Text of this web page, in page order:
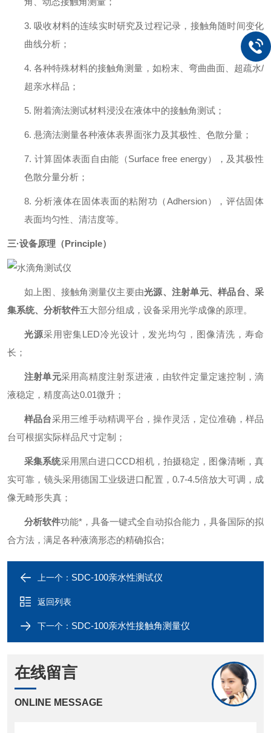
3.吸收材料的连续实时研究及过程记录，接触角随时间变化
曲线分析；
4.各种特殊材料的接触角测量，如粉末、弯曲曲面、超疏水/
超亲水样品；
5. 附着滴法测试材料浸没在液体中的接触角测试；
6. 悬滴法测量各种液体表界面张力及其极性、色散分量；
7. 计算固体表面自由能（Surface free energy），及其极性
色散分量分析；
8. 分析液体在固体表面的粘附功（Adhersion），评估固体
表面均匀性、清洁度等。
三·设备原理（Principle）
如上图、接触角测量仪主要由光源、注射单元、样品台、采
集系统、分析软件五大部分组成，设备采用光学成像的原理。
光源采用密集LED冷光设计，发光均匀，图像清洗，寿命
长；
注射单元采用高精度注射泵进液，由软件定量定速控制，滴
液稳定，精度高达0.01微升；
样品台采用三维手动精调平台，操作灵活，定位准确，样品
台可根据实际样品尺寸定制；
采集系统采用黑白进口CCD相机，拍摄稳定，图像清晰，真
实可靠，镜头采用德国工业级进口配置，0.7-4.5倍放大可调，成
像无畸形失真；
分析软件功能*，具备一键式全自动拟合能力，具备国际的拟
合方法，满足各种液滴形态的精确拟合;
上一个： SDC-100亲水性测试仪
返回列表
下一个： SDC-100亲水性接触角测量仪
在线留言
ONLINE MESSAGE